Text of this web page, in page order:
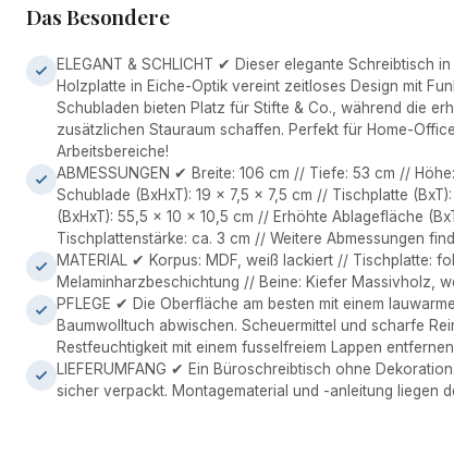
Das Besondere
ELEGANT & SCHLICHT ✔ Dieser elegante Schreibtisch
Holzplatte in Eiche-Optik vereint zeitloses Design mit
Schubladen bieten Platz für Stifte & Co., während die
zusätzlichen Stauraum schaffen. Perfekt für Home-
Arbeitsbereiche!
ABMESSUNGEN ✔ Breite: 106 cm // Tiefe: 53 cm //
Schublade (BxHxT): 19 x 7,5 x 7,5 cm // Tischplatte
(BxHxT): 55,5 x 10 x 10,5 cm // Erhöhte Ablagefläche
Tischplattenstärke: ca. 3 cm // Weitere Abmessungen
MATERIAL ✔ Korpus: MDF, weiß lackiert // Tischplatte:
Melaminharzbeschichtung // Beine: Kiefer Massivholz,
PFLEGE ✔ Die Oberfläche am besten mit einem
Baumwolltuch abwischen. Scheuermittel und scharfe
Restfeuchtigkeit mit einem fusselfreiem Lappen
LIEFERUMFANG ✔ Ein Büroschreibtisch ohne
sicher verpackt. Montagematerial und -anleitung liegen